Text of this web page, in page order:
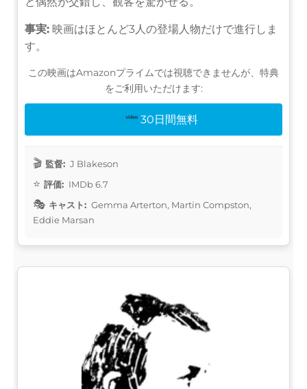
事実: 映画はほとんど3人の登場人物だけで進行しま
す。
この映画はAmazonプライムでは視聴できませんが、特典
をご利用いただけます:
30日間無料
監督: J Blakeson
評価: IMDb 6.7
キャスト: Gemma Arterton, Martin Compston,
Eddie Marsan